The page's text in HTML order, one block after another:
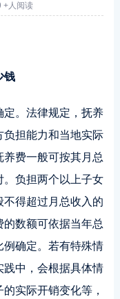
+人阅读
钱
。法律规定，抚养
负担能力和当地实际
费一般可按其月总
负担两个以上子女
得超过月总收入的
数额可依据当年总
确定。若有特殊情
中，会根据具体情
实际开销变化等，